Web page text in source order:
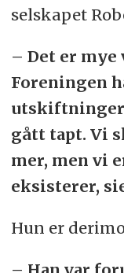
selskapet
– Det er
Foreningen
gått tapt. Vi
mer, men vi
eksisterer,
Hun er